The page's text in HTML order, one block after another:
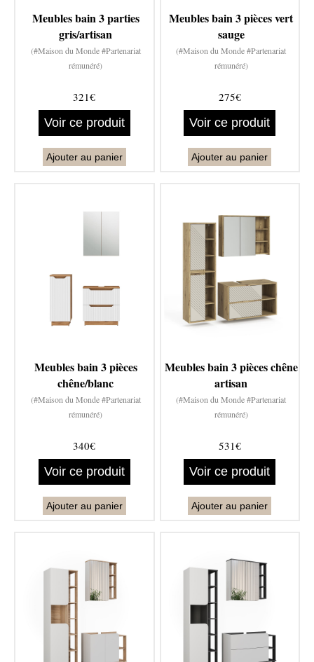
Meubles bain 3 parties
gris/artisan
(#Maison du Monde #Partenariat
rémunéré)
321€
Voir ce produit
Ajouter au panier
Meubles bain 3 pièces vert
sauge
(#Maison du Monde #Partenariat
rémunéré)
275€
Voir ce produit
Ajouter au panier
Meubles bain 3 pièces
chêne/blanc
(#Maison du Monde #Partenariat
rémunéré)
340€
Voir ce produit
Ajouter au panier
Meubles bain 3 pièces chêne
artisan
(#Maison du Monde #Partenariat
rémunéré)
531€
Voir ce produit
Ajouter au panier